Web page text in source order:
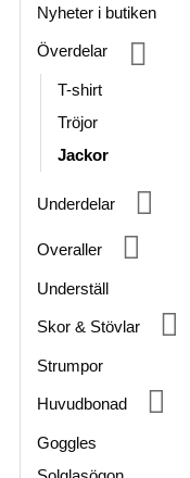
Nyheter i butiken
Överdelar
T-shirt
Tröjor
Jackor
Underdelar
Overaller
Underställ
Skor & Stövlar
Strumpor
Huvudbonad
Goggles